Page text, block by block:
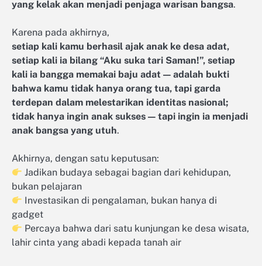
yang kelak akan menjadi penjaga warisan bangsa.
Karena pada akhirnya,
setiap kali kamu berhasil ajak anak ke desa adat,
setiap kali ia bilang “Aku suka tari Saman!”, setiap
kali ia bangga memakai baju adat — adalah bukti
bahwa kamu tidak hanya orang tua, tapi garda
terdepan dalam melestarikan identitas nasional;
tidak hanya ingin anak sukses — tapi ingin ia menjadi
anak bangsa yang utuh.
Akhirnya, dengan satu keputusan:
Jadikan budaya sebagai bagian dari kehidupan,
bukan pelajaran
Investasikan di pengalaman, bukan hanya di
gadget
Percaya bahwa dari satu kunjungan ke desa wisata,
lahir cinta yang abadi kepada tanah air